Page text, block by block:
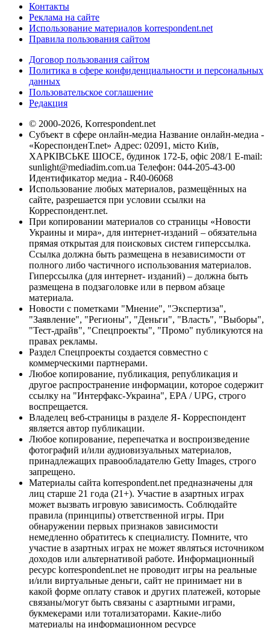
Контакты
Реклама на сайте
Использование материалов korrespondent.net
Правила пользования сайтом
Договор пользования сайтом
Политика в сфере конфиденциальности и персональных
данных
Пользовательское соглашение
Редакция
© 2000-2026, Korrespondent.net
Субъект в сфере онлайн-медиа Название онлайн-медиа -
«КореспонденТ.net» Адрес: 02091, місто Київ,
ХАРКІВСЬКЕ ШОСЕ, будинок 172-Б, офіс 208/1 E-mail:
sunlight@mediadim.com.ua Телефон: 044-205-43-00
Идентификатор медиа - R40-06068
Использование любых материалов, размещённых на
сайте, разрешается при условии ссылки на
Корреспондент.net.
При копировании материалов со страницы «Новости
Украины и мира», для интернет-изданий – обязательна
прямая открытая для поисковых систем гиперссылка.
Ссылка должна быть размещена в независимости от
полного либо частичного использования материалов.
Гиперссылка (для интернет- изданий) – должна быть
размещена в подзаголовке или в первом абзаце
материала.
Новости с пометками "Мнение", "Экспертиза",
"Заявление", "Регионы", "Деньги", "Власть", "Выборы",
"Тест-драйв", "Спецпроекты", "Промо" публикуются на
правах рекламы.
Раздел Спецпроекты создается совместно с
коммерческими партнерами.
Любое копирование, публикация, републикация и
другое распространение информации, которое содержит
ссылку на "Интерфакс-Украина", EPA / UPG, строго
воспрещается.
Владелец веб-страницы в разделе Я- Корреспондент
является автор публикации.
Любое копирование, перепечатка и воспроизведение
фотографий и/или аудиовизуальных материалов,
принадлежащих правообладателю Getty Images, строго
запрещено.
Материалы сайта korrespondent.net предназначены для
лиц старше 21 года (21+). Участие в азартных играх
может вызвать игровую зависимость. Соблюдайте
правила (принципы) ответственной игры. При
обнаружении первых признаков зависимости
немедленно обратитесь к специалисту. Помните, что
участие в азартных играх не может являться источником
доходов или альтернативой работе. Информационный
ресурс korrespondent.net не проводит игры на реальные
и/или виртуальные деньги, сайт не принимает ни в
какой форме оплату ставок и других платежей, которые
связаны/могут быть связаны с азартными играми,
букмекерами или тотализаторами. Какие-либо
материалы на информационном ресурсе